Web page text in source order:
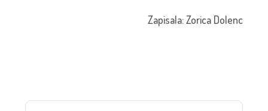
Zapisala: Zorica Dolenc